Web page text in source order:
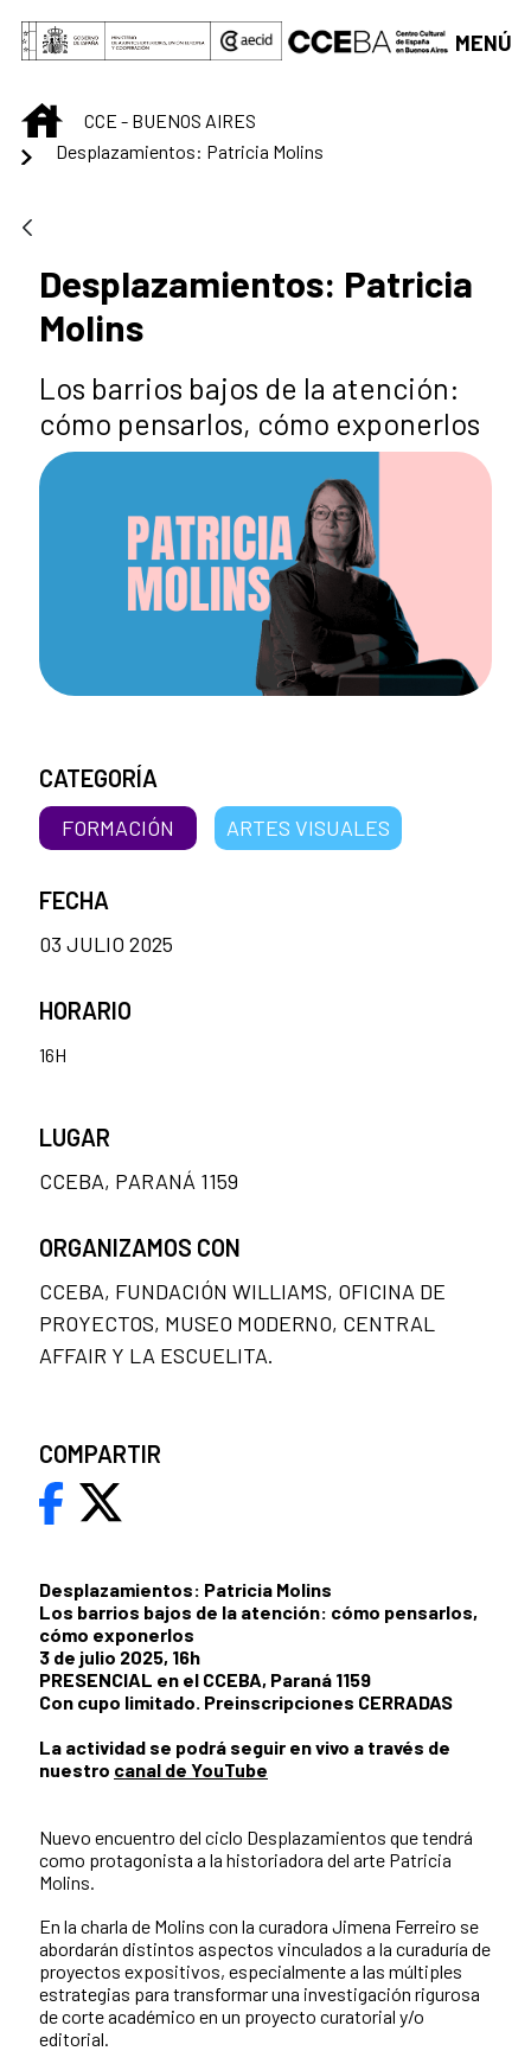
Saltar al contenido principal
MENÚ
INICIOCCE - BUENOS AIRES
Desplazamientos: Patricia Molins
Desplazamientos: Patricia
Molins
Los barrios bajos de la atención:
cómo pensarlos, cómo exponerlos
Desplazamientos: Patricia Molins
Los barrios bajos de la atención: cómo pensarlos,
cómo exponerlos
3 de julio 2025, 16h
PRESENCIAL en el CCEBA, Paraná 1159
Con cupo limitado. Preinscripciones CERRADAS
La actividad se podrá seguir en vivo a través de
nuestro canal de YouTube
Nuevo encuentro del ciclo Desplazamientos que tendrá
como protagonista a la historiadora del arte Patricia
Molins.
En la charla de Molins con la curadora Jimena Ferreiro se
abordarán distintos aspectos vinculados a la curaduría de
proyectos expositivos, especialmente a las múltiples
estrategias para transformar una investigación rigurosa
de corte académico en un proyecto curatorial y/o
editorial.
CATEGORÍA
FORMACIÓN ARTES VISUALES
FECHA
03 JULIO 2025
HORARIO
16H
LUGAR
CCEBA, PARANÁ 1159
ORGANIZAMOS CON
CCEBA, FUNDACIÓN WILLIAMS, OFICINA DE
PROYECTOS, MUSEO MODERNO, CENTRAL
AFFAIR Y LA ESCUELITA.
COMPARTIR